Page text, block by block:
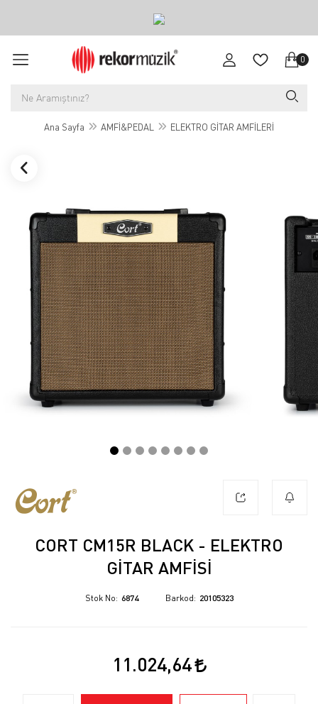
0
Ana Sayfa AMFİ&PEDAL ELEKTRO GİTAR AMFİLERİ
CORT CM15R BLACK - ELEKTRO
GITAR AMFISI
Stok No 6874 Barkod 20105323
11.024,64